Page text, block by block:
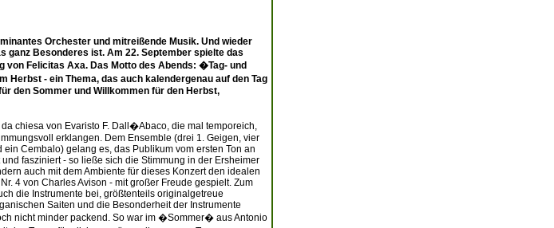
Orchester und mitreißende Musik. Und wieder
ganz Besonderes ist. Am 22. September spielte das
Felicitas Axa. Das Motto des Abends: �Tag- und
- ein Thema, das auch kalendergenau auf den Tag
den Sommer und Willkommen für den Herbst,
chiesa von Evaristo F. Dall�Abaco, die mal temporeich,
erklangen. Dem Ensemble (drei 1. Geigen, vier
Cembalo) gelang es, das Publikum vom ersten Ton an
fasziniert - so ließe sich die Stimmung in der Ersheimer
auch mit dem Ambiente für dieses Konzert den idealen
4 von Charles Avison - mit großer Freude gespielt. Zum
die Instrumente bei, größtenteils originalgetreue
Saiten und die Besonderheit der Instrumente
nicht minder packend. So war im �Sommer� aus Antonio